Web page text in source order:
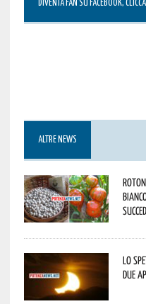
DIVENTA FAN SU FACEBOOK,
ALTRE NEWS
Lo
due